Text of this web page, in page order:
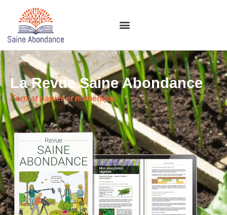
La Revue Saine Abondance
Format papier et numérique